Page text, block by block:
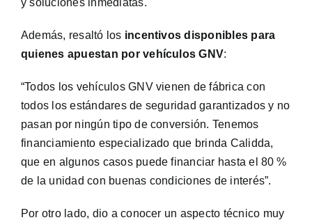
y soluciones inmediatas.
Además, resaltó los incentivos disponibles para
quienes apuestan por vehículos GNV:
“Todos los vehículos GNV vienen de fábrica con
todos los estándares de seguridad garantizados y no
pasan por ningún tipo de conversión. Tenemos
financiamiento especializado que brinda Calidda,
que en algunos casos puede financiar hasta el 80 %
de la unidad con buenas condiciones de interés”.
Por otro lado, dio a conocer un aspecto técnico muy